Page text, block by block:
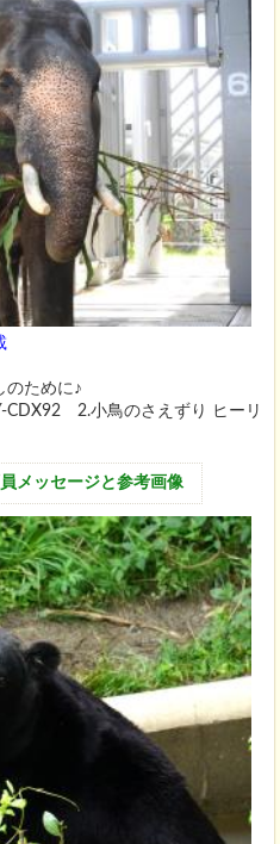
のために♪
CDX92 2.小鳥のさえずり ヒーリ
メッセージと参考画像